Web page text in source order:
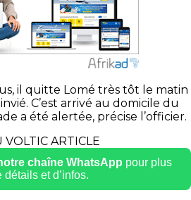
il quitte Lomé très tôt le matin
C’est arrivé au domicile du
a été alertée, précise l’officier.
chaîne WhatsApp pour plus
détails et d’infos.